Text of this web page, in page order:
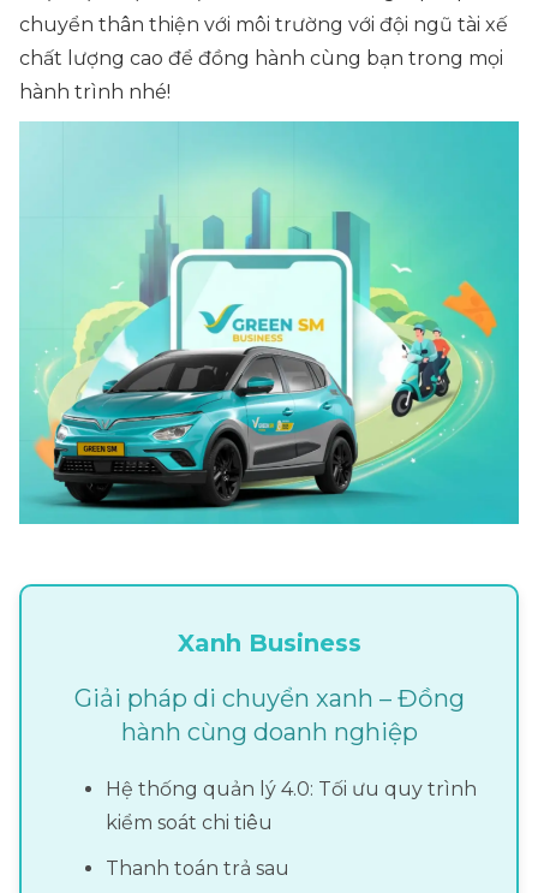
chuyển thân thiện với môi trường với đội ngũ tài xế
chất lượng cao để đồng hành cùng bạn trong mọi
hành trình nhé!
Xanh Business
Giải pháp di chuyển xanh – Đồng
hành cùng doanh nghiệp
Hệ thống quản lý 4.0: Tối ưu quy trình
kiểm soát chi tiêu
Thanh toán trả sau